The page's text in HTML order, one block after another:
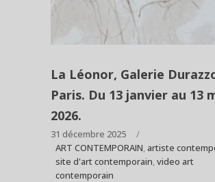
La Léonor, Galerie
Paris. Du 13 janvier au 13
2026.
31 décembre 2025
ART CONTEMPORAIN, artiste
site d'art contemporain,video art
contemporain